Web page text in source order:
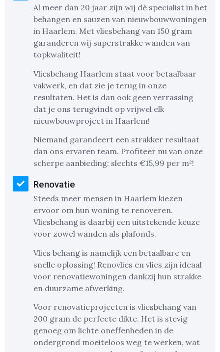
Al meer dan 20 jaar zijn wij dé specialist in het
behangen en sauzen van nieuwbouwwoningen
in Haarlem. Met vliesbehang van 150 gram
garanderen wij superstrakke wanden van
topkwaliteit!
Vliesbehang Haarlem staat voor betaalbaar
vakwerk, en dat zie je terug in onze
resultaten. Het is dan ook geen verrassing
dat je ons terugvindt op vrijwel elk
nieuwbouwproject in Haarlem!
Niemand garandeert een strakker resultaat
dan ons ervaren team. Profiteer nu van onze
scherpe aanbieding: slechts €15,99 per m²!
Renovatie
Steeds meer mensen in Haarlem kiezen
ervoor om hun woning te renoveren.
Vliesbehang is daarbij een uitstekende keuze
voor zowel wanden als plafonds.
Vlies behang is namelijk een betaalbare en
snelle oplossing! Renovlies en vlies zijn ideaal
voor renovatiewoningen dankzij hun strakke
en duurzame afwerking.
Voor renovatieprojecten is vliesbehang van
200 gram de perfecte dikte. Het is stevig
genoeg om lichte oneffenheden in de
ondergrond moeiteloos weg te werken, wat